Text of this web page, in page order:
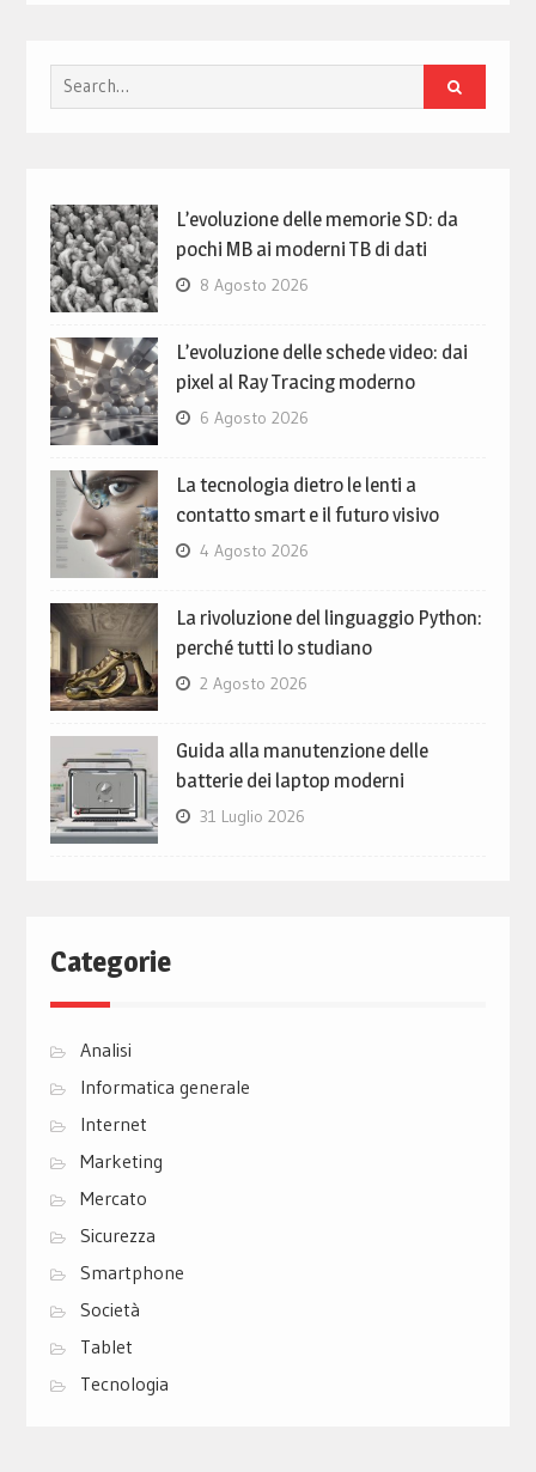
Search
for:
L’evoluzione delle memorie SD: da
pochi MB ai moderni TB di dati
8 Agosto 2026
L’evoluzione delle schede video: dai
pixel al Ray Tracing moderno
6 Agosto 2026
La tecnologia dietro le lenti a
contatto smart e il futuro visivo
4 Agosto 2026
La rivoluzione del linguaggio Python:
perché tutti lo studiano
2 Agosto 2026
Guida alla manutenzione delle
batterie dei laptop moderni
31 Luglio 2026
Categorie
Analisi
Informatica generale
Internet
Marketing
Mercato
Sicurezza
Smartphone
Società
Tablet
Tecnologia